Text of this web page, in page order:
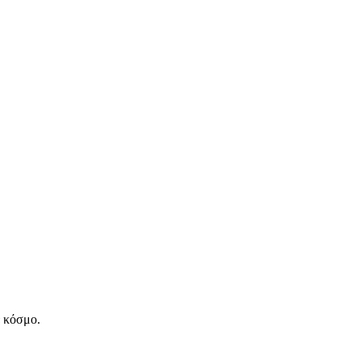
κόσμο.